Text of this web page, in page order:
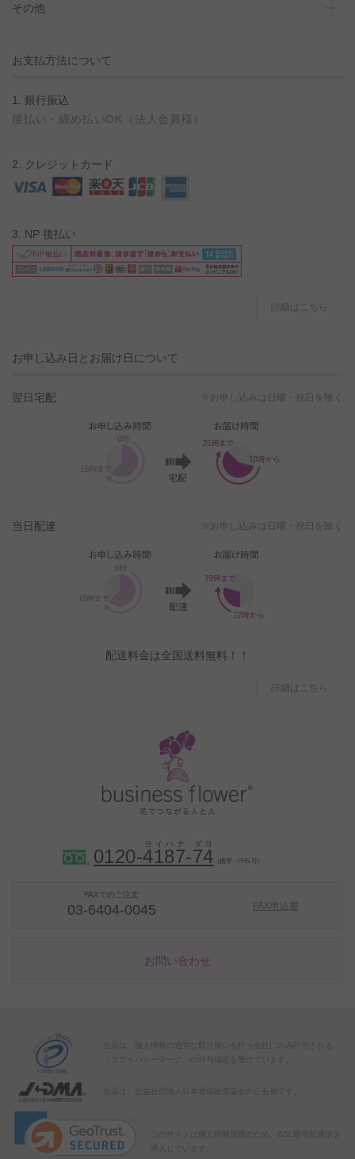
その他
お支払方法について
1. 銀行振込
後払い・締め払いOK（法人会員様）
2. クレジットカード
3. NP 後払い
詳細はこちら
お申し込み日とお届け日について
翌日宅配 ※お申し込みは日曜・祝日を除く
当日配達 ※お申し込みは日曜・祝日を除く
配送料金は全国送料無料！！
詳細はこちら
0120-4187-74 （携帯・PHS 可）
FAXでのご注文
03-6404-0045 FAX申込書
お問い合わせ
当店は、個人情報の適切な取り扱いを行う会社にのみ許可される
「プライバシーマーク」の付与認定を受けています。
当店は、公益社団法人日本通信販売協会の正会員です。
このサイトは個人情報保護のため、SSL暗号化通信を
導入しています。